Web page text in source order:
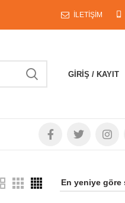
İLETİŞİM
GIRIŞ / KAYIT